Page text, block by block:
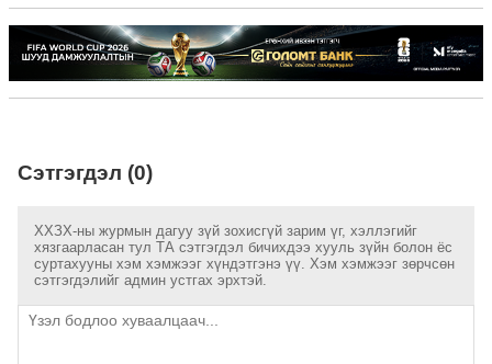
Сэтгэгдэл (0)
ХХЗХ-ны журмын дагуу зүй зохисгүй зарим үг, хэллэгийг
хязгаарласан тул ТА сэтгэгдэл бичихдээ хууль зүйн болон ёс
суртахууны хэм хэмжээг хүндэтгэнэ үү. Хэм хэмжээг зөрчсөн
сэтгэгдэлийг админ устгах эрхтэй.